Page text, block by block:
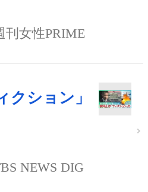
刊女性PRIME
クション」
NEWS DIG